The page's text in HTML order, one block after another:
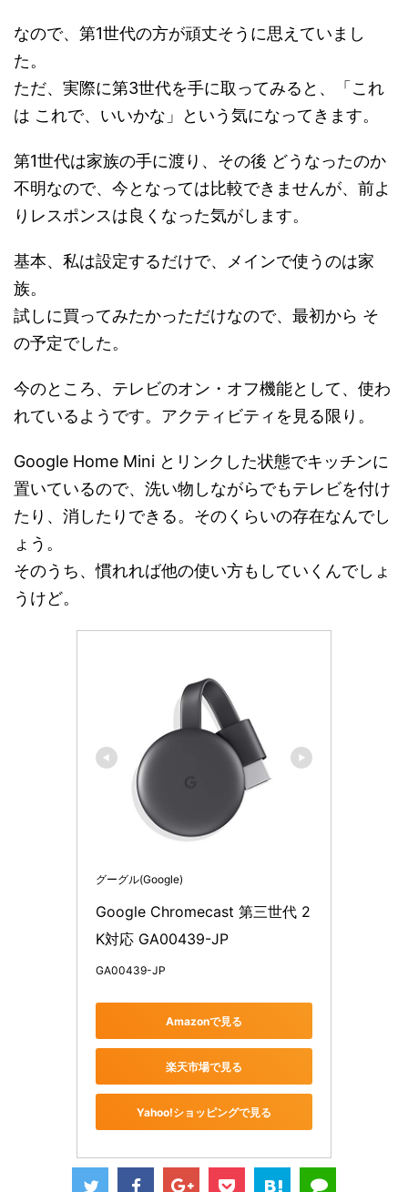
なので、第1世代の方が頑丈そうに思えていまし
た。
ただ、実際に第3世代を手に取ってみると、「これ
は これで、いいかな」という気になってきます。
第1世代は家族の手に渡り、その後 どうなったのか
不明なので、今となっては比較できませんが、前よ
りレスポンスは良くなった気がします。
基本、私は設定するだけで、メインで使うのは家
族。
試しに買ってみたかっただけなので、最初から そ
の予定でした。
今のところ、テレビのオン・オフ機能として、使わ
れているようです。アクティビティを見る限り。
Google Home Mini とリンクした状態でキッチンに
置いているので、洗い物しながらでもテレビを付け
たり、消したりできる。そのくらいの存在なんでし
ょう。
そのうち、慣れれば他の使い方もしていくんでしょ
うけど。
グーグル(Google)
Google Chromecast 第三世代 2
K対応 GA00439-JP
GA00439-JP
Amazonで見る
楽天市場で見る
Yahoo!ショッピングで見る